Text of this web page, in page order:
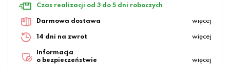
Czas realizacji od 3 do 5 dni roboczych
Darmowa dostawa więcej
14 dni na zwrot więcej
Informacja
o bezpieczeństwie
więcej